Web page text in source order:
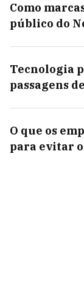
Como
público do
Tecnologia
passagens
O que os
para evitar